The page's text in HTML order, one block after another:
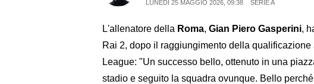
LUNEDÌ 25 MAGGIO 2026, 09:38 SERIE A
L'allenatore della Roma, Gian Piero Gasperini,
Rai 2, dopo il raggiungimento della
League: "Un successo bello, ottenuto in una
stadio e seguito la squadra ovunque. Bello